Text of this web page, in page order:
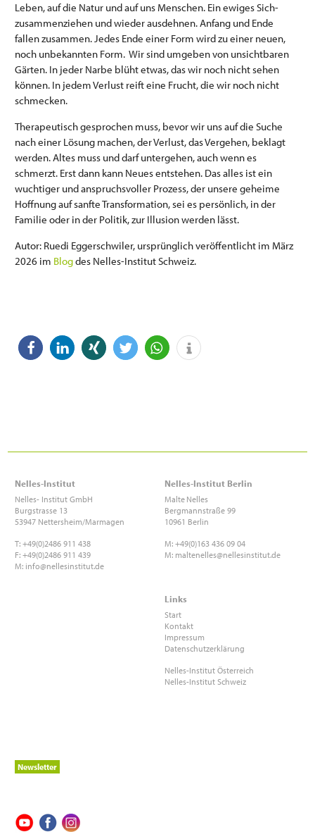
Leben, auf die Natur und auf uns Menschen. Ein ewiges Sich-
zusammenziehen und wieder ausdehnen. Anfang und Ende
fallen zusammen. Jedes Ende einer Form wird zu einer neuen,
noch unbekannten Form. Wir sind umgeben von unsichtbaren
Gärten. In jeder Narbe blüht etwas, das wir noch nicht sehen
können. In jedem Verlust reift eine Frucht, die wir noch nicht
schmecken.
Therapeutisch gesprochen muss, bevor wir uns auf die Suche
nach einer Lösung machen, der Verlust, das Vergehen, beklagt
werden. Altes muss und darf untergehen, auch wenn es
schmerzt. Erst dann kann Neues entstehen. Das alles ist ein
wuchtiger und anspruchsvoller Prozess, der unsere geheime
Hoffnung auf sanfte Transformation, sei es persönlich, in der
Familie oder in der Politik, zur Illusion werden lässt.
Autor: Ruedi Eggerschwiler, ursprünglich veröffentlicht im März
2026 im Blogdes Nelles-Institut Schweiz.
Nelles-Institut
Nelles- Institut GmbH
Burgstrasse 13
53947 Nettersheim/Marmagen
T: +49(0)2486 911 438
F: +49(0)2486 911 439
M: info@nellesinstitut.de
Nelles-Institut Berlin
Malte Nelles
Bergmannstraße 99
10961 Berlin
M: +49(0)163 436 09 04
M: maltenelles@nellesinstitut.de
Links
Start
Kontakt
Impressum
Datenschutzerklärung
Nelles-Institut Österreich
Nelles-Institut Schweiz
Newsletter